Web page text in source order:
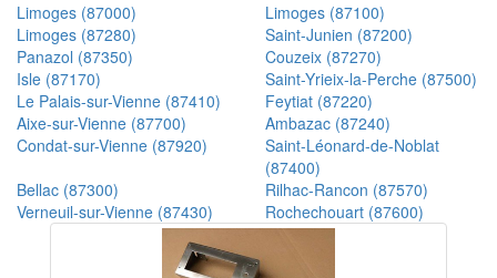
Limoges (87000)
Limoges (87100)
Limoges (87280)
Saint-Junien (87200)
Panazol (87350)
Couzeix (87270)
Isle (87170)
Saint-Yrieix-la-Perche (87500)
Le Palais-sur-Vienne (87410)
Feytiat (87220)
Aixe-sur-Vienne (87700)
Ambazac (87240)
Condat-sur-Vienne (87920)
Saint-Léonard-de-Noblat
(87400)
Bellac (87300)
Rilhac-Rancon (87570)
Verneuil-sur-Vienne (87430)
Rochechouart (87600)